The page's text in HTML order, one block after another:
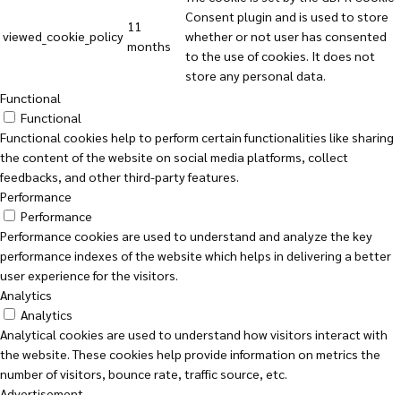
viewed_cookie_policy
11
months
Consent plugin and is used to store
whether or not user has consented
to the use of cookies. It does not
store any personal data.
Functional
Functional
Functional cookies help to perform certain functionalities like sharing
the content of the website on social media platforms, collect
feedbacks, and other third-party features.
Performance
Performance
Performance cookies are used to understand and analyze the key
performance indexes of the website which helps in delivering a better
user experience for the visitors.
Analytics
Analytics
Analytical cookies are used to understand how visitors interact with
the website. These cookies help provide information on metrics the
number of visitors, bounce rate, traffic source, etc.